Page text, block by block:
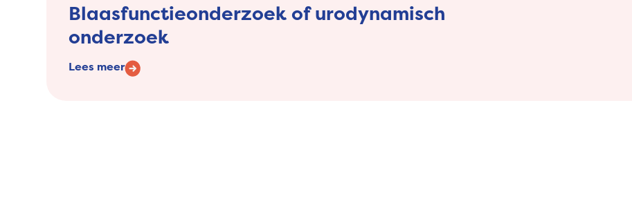
Blaasfunctieonderzoek of urodynamisch
onderzoek
Lees meer